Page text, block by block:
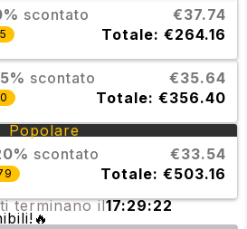
scontato €37.74
Totale: €264.16
scontato €35.64
Totale: €356.40
Popolare
scontato €33.54
Totale: €503.16
terminano il17:29:22